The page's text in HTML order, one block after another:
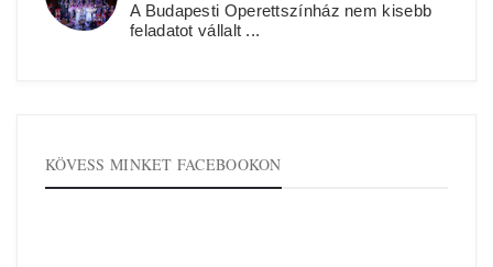
A Budapesti Operettszínház nem kisebb
feladatot vállalt ...
KÖVESS MINKET FACEBOOKON